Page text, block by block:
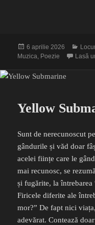
Publicat
pe
6 aprilie 2026
Muzica, Poezie Lasă
Yellow
Sunt de nerecunoscut
gândurile și văd doar
acelei ființe care le
mai recunosc, se
și fugărite, la întrebarea
Firicele diferite ale
mor?” De fapt nici
adevărat. Contează